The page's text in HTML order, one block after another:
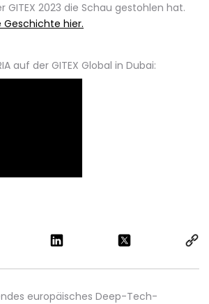
GITEX 2023 die Schau gestohlen hat.
Geschichte hier.
auf der GITEX Global in Dubai:
europäisches Deep-Tech-